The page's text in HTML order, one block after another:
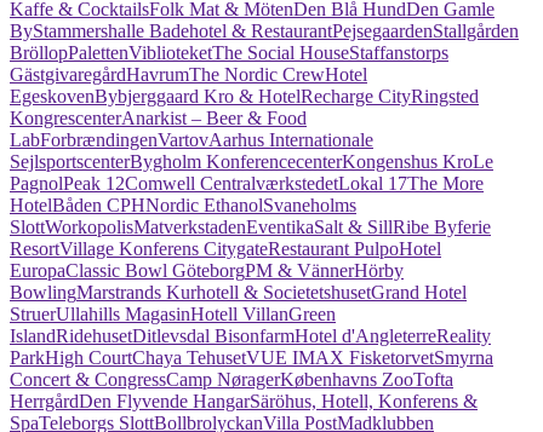
Kaffe & CocktailsFolk Mat & MötenDen Blå HundDen Gamle
ByStammershalle Badehotel & RestaurantPejsegaardenStallgården
BröllopPalettenViblioteketThe Social HouseStaffanstorps
GästgivaregårdHavrumThe Nordic CrewHotel
EgeskovenBybjerggaard Kro & HotelRecharge CityRingsted
KongrescenterAnarkist – Beer & Food
LabForbrændingenVartovAarhus Internationale
SejlsportscenterBygholm KonferencecenterKongenshus KroLe
PagnolPeak 12Comwell CentralværkstedetLokal 17The More
HotelBåden CPHNordic EthanolSvaneholms
SlottWorkopolisMatverkstadenEventikaSalt & SillRibe Byferie
ResortVillage Konferens CitygateRestaurant PulpoHotel
EuropaClassic Bowl GöteborgPM & VännerHörby
BowlingMarstrands Kurhotell & SocietetshusetGrand Hotel
StruerUllahills MagasinHotell VillanGreen
IslandRidehusetDitlevsdal BisonfarmHotel d'AngleterreReality
ParkHigh CourtChaya TehusetVUE IMAX FisketorvetSmyrna
Concert & CongressCamp NøragerKøbenhavns ZooTofta
HerrgårdDen Flyvende HangarSäröhus, Hotell, Konferens &
SpaTeleborgs SlottBollbrolyckanVilla PostMadklubben